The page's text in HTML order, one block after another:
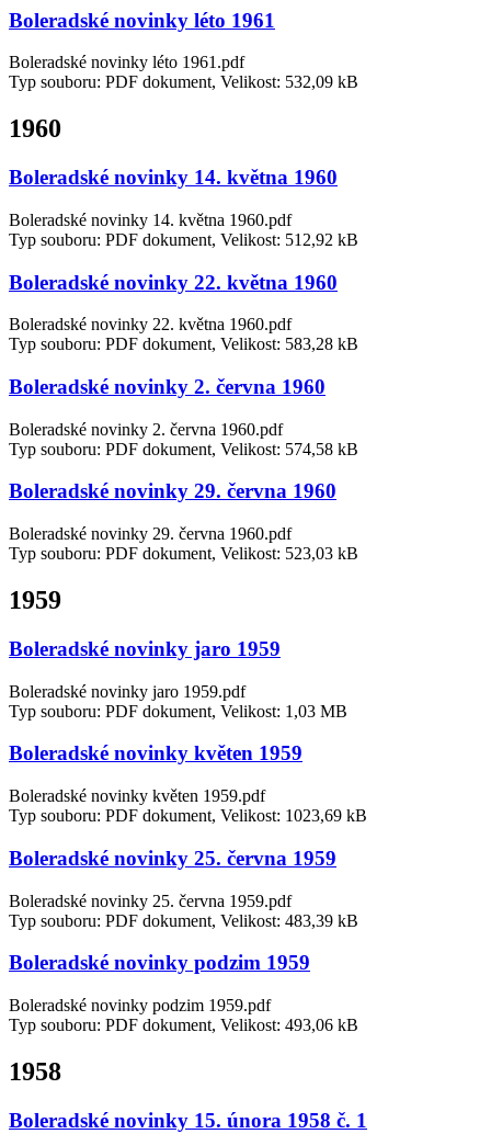
Boleradské novinky léto 1961
Boleradské novinky léto 1961.pdf
Typ souboru: PDF dokument, Velikost: 532,09 kB
1960
Boleradské novinky 14. května 1960
Boleradské novinky 14. května 1960.pdf
Typ souboru: PDF dokument, Velikost: 512,92 kB
Boleradské novinky 22. května 1960
Boleradské novinky 22. května 1960.pdf
Typ souboru: PDF dokument, Velikost: 583,28 kB
Boleradské novinky 2. června 1960
Boleradské novinky 2. června 1960.pdf
Typ souboru: PDF dokument, Velikost: 574,58 kB
Boleradské novinky 29. června 1960
Boleradské novinky 29. června 1960.pdf
Typ souboru: PDF dokument, Velikost: 523,03 kB
1959
Boleradské novinky jaro 1959
Boleradské novinky jaro 1959.pdf
Typ souboru: PDF dokument, Velikost: 1,03 MB
Boleradské novinky květen 1959
Boleradské novinky květen 1959.pdf
Typ souboru: PDF dokument, Velikost: 1023,69 kB
Boleradské novinky 25. června 1959
Boleradské novinky 25. června 1959.pdf
Typ souboru: PDF dokument, Velikost: 483,39 kB
Boleradské novinky podzim 1959
Boleradské novinky podzim 1959.pdf
Typ souboru: PDF dokument, Velikost: 493,06 kB
1958
Boleradské novinky 15. února 1958 č. 1